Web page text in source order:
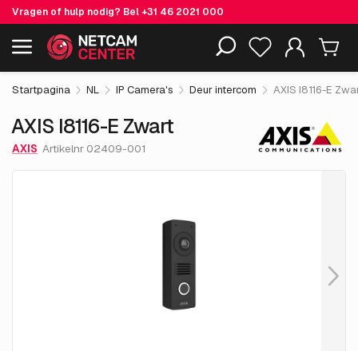
Vragen of hulp nodig? Bel+31 46 2021 000
Inclusief EOL-producten
AXIS I8116-E Zwart € 930.
excl. BTW
Startpagina NL IP Camera's Deur intercom AXIS I8116-E
AXIS I8116-E Zwart
AXIS Artikelnr 02409-001